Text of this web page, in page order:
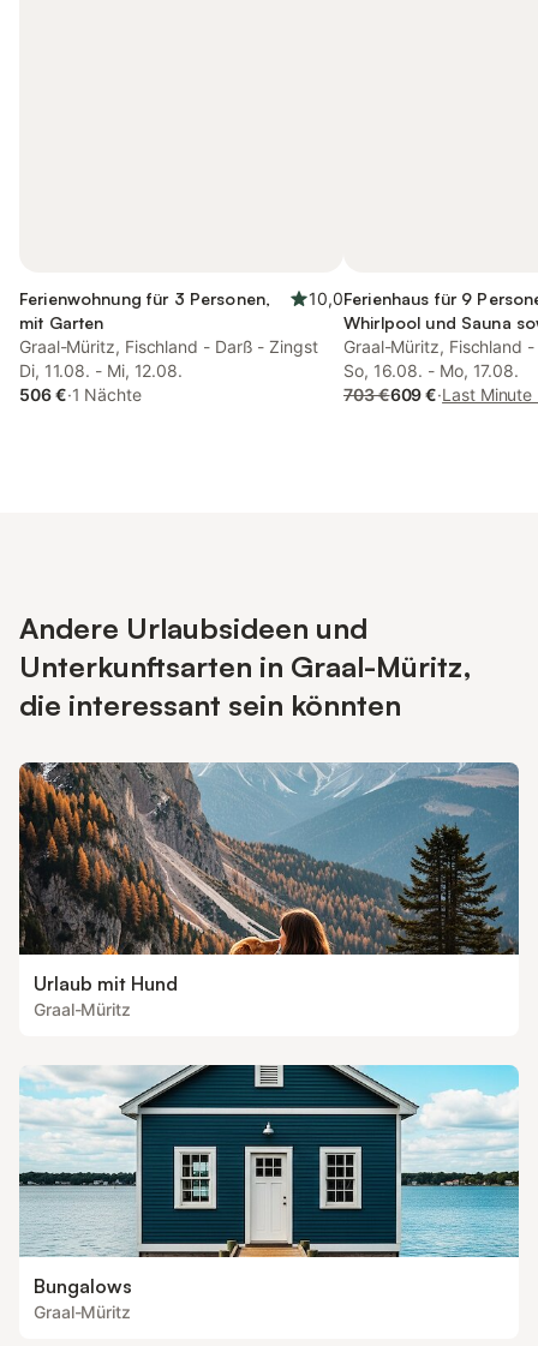
Ferienwohnung für 3 Personen,
mit Garten
10,0
Graal-Müritz, Fischland - Darß - Zingst
Di, 11.08. - Mi, 12.08.
506 €·1 Nächte
Ferienhaus für 9
Whirlpool und Sauna
Graal-Müritz, Fischland
So, 16.08. - Mo, 17.08.
703 €609 €·Last Minute
Andere Urlaubsideen und
Unterkunftsarten in Graal-Müritz,
die interessant sein könnten
Urlaub mit Hund
Graal-Müritz
Bungalows
Graal-Müritz